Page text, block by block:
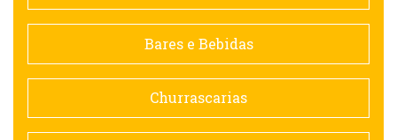
Contemporânea
Doceria
Espanhola
Bares e Bebidas
Churrascarias